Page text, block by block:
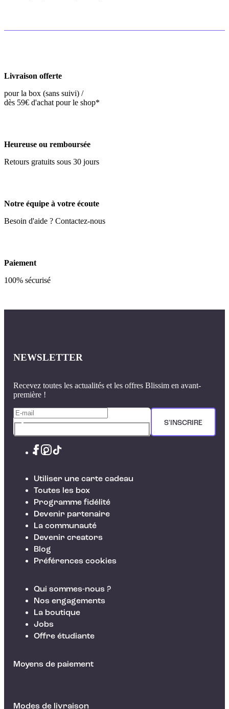
Livraison offerte
pour la box (sans suivi) /
dès 59€ d'achat pour le shop*
Heureuse ou remboursée
Retours gratuits sous 30 jours
Notre équipe à votre écoute
Besoin d'aide ? Contactez-nous
Paiement
100% sécurisé
NEWSLETTER
Recevez toutes les actualités et les offres Blissim en avant-
première !
S'INSCRIRE
Utiliser une carte cadeau
Toutes les box
Programme fidélité
Devenir partenaire
La communauté
Devenir creators
Blog
Préférences cookies
Qui sommes-nous ?
Nos engagements
La boutique
Jobs
Offre étudiante
Moyens de paiement
Modes de livraison